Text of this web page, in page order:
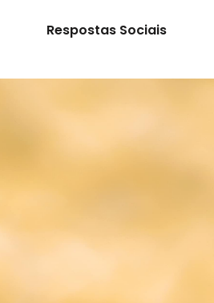
Respostas Sociais